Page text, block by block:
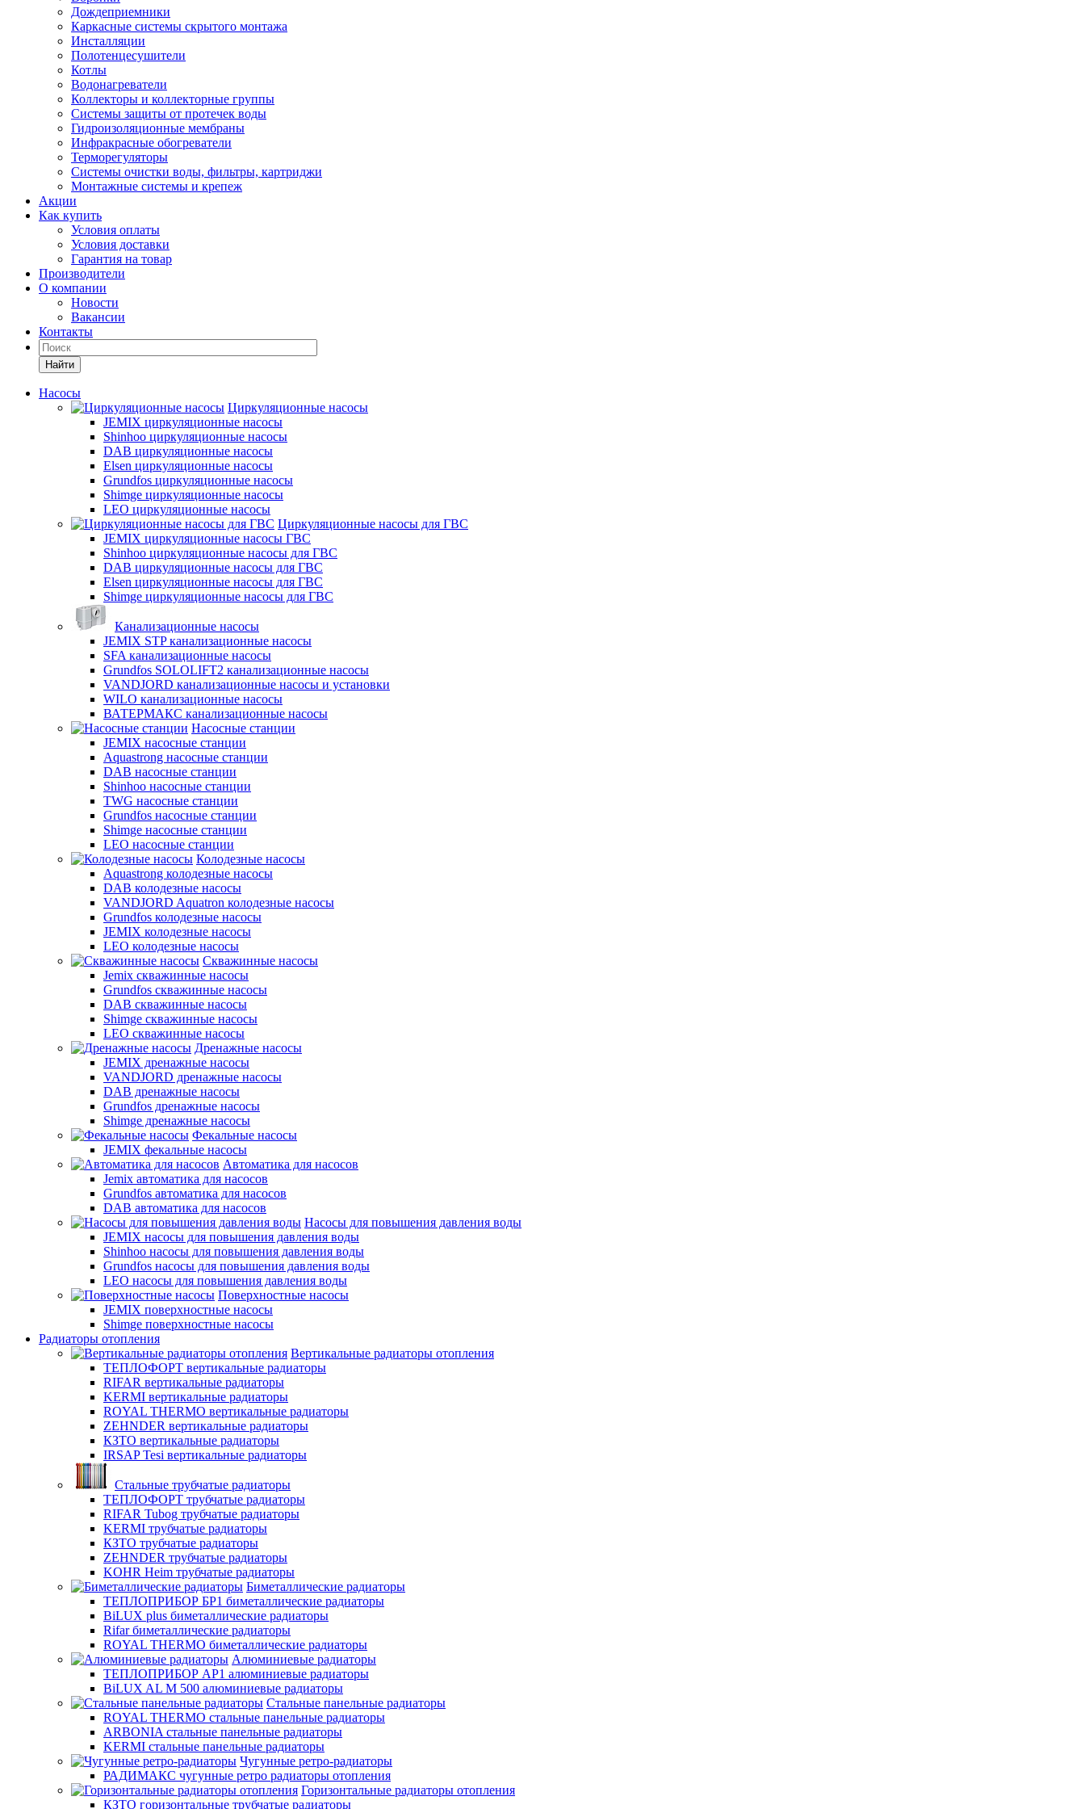
Дождеприемники
Каркасные системы скрытого монтажа
Инсталляции
Полотенцесушители
Котлы
Водонагреватели
Коллекторы и коллекторные группы
Системы защиты от протечек воды
Гидроизоляционные мембраны
Инфракрасные обогреватели
Терморегуляторы
Системы очистки воды, фильтры, картриджи
Монтажные системы и крепеж
Акции
Как купить
Условия оплаты
Условия доставки
Гарантия на товар
Производители
О компании
Новости
Вакансии
Контакты
Найти
Насосы
Циркуляционные насосы
JEMIX циркуляционные насосы
Shinhoo циркуляционные насосы
DAB циркуляционные насосы
Elsen циркуляционные насосы
Grundfos циркуляционные насосы
Shimge циркуляционные насосы
LEO циркуляционные насосы
Циркуляционные насосы для ГВС
JEMIX циркуляционные насосы ГВС
Shinhoo циркуляционные насосы для ГВС
DAB циркуляционные насосы для ГВС
Elsen циркуляционные насосы для ГВС
Shimge циркуляционные насосы для ГВС
Канализационные насосы
JEMIX STP канализационные насосы
SFA канализационные насосы
Grundfos SOLOLIFT2 канализационные насосы
VANDJORD канализационные насосы и установки
WILO канализационные насосы
ВАТЕРМАКС канализационные насосы
Насосные станции
JEMIX насосные станции
Aquastrong насосные станции
DAB насосные станции
Shinhoo насосные станции
TWG насосные станции
Grundfos насосные станции
Shimge насосные станции
LEO насосные станции
Колодезные насосы
Aquastrong колодезные насосы
DAB колодезные насосы
VANDJORD Aquatron колодезные насосы
Grundfos колодезные насосы
JEMIX колодезные насосы
LEO колодезные насосы
Скважинные насосы
Jemix cкважинные насосы
Grundfos скважинные насосы
DAB скважинные насосы
Shimge скважинные насосы
LEO скважинные насосы
Дренажные насосы
JEMIX дренажные насосы
VANDJORD дренажные насосы
DAB дренажные насосы
Grundfos дренажные насосы
Shimge дренажные насосы
Фекальные насосы
JEMIX фекальные насосы
Автоматика для насосов
Jemix автоматика для насосов
Grundfos автоматика для насосов
DAB автоматика для насосов
Насосы для повышения давления воды
JEMIX насосы для повышения давления воды
Shinhoo насосы для повышения давления воды
Grundfos насосы для повышения давления воды
LEO насосы для повышения давления воды
Поверхностные насосы
JEMIX поверхностные насосы
Shimge поверхностные насосы
Радиаторы отопления
Вертикальные радиаторы отопления
ТЕПЛОФОРТ вертикальные радиаторы
RIFAR вертикальные радиаторы
KERMI вертикальные радиаторы
ROYAL THERMO вертикальные радиаторы
ZEHNDER вертикальные радиаторы
КЗТО вертикальные радиаторы
IRSAP Tesi вертикальные радиаторы
Стальные трубчатые радиаторы
ТЕПЛОФОРТ трубчатые радиаторы
RIFAR Tubog трубчатые радиаторы
KERMI трубчатые радиаторы
КЗТО трубчатые радиаторы
ZEHNDER трубчатые радиаторы
KOHR Heim трубчатые радиаторы
Биметаллические радиаторы
ТЕПЛОПРИБОР БР1 биметаллические радиаторы
BiLUX plus биметаллические радиаторы
Rifar биметаллические радиаторы
ROYAL THERMO биметаллические радиаторы
Алюминиевые радиаторы
ТЕПЛОПРИБОР АР1 алюминиевые радиаторы
BiLUX AL M 500 алюминиевые радиаторы
Стальные панельные радиаторы
ROYAL THERMO стальные панельные радиаторы
ARBONIA стальные панельные радиаторы
KERMI стальные панельные радиаторы
Чугунные ретро-радиаторы
РАДИМАКС чугунные ретро радиаторы отопления
Горизонтальные радиаторы отопления
КЗТО горизонтальные трубчатые радиаторы